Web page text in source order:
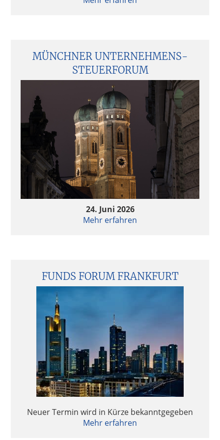
Continuation Fonds im Trend
Follow-up Hamburger Fondsgespräche 2024 –
Continuation Fonds im Trend
Quo vadis Fondsstandort Deutschland?
Quo vadis Fondsstandort Deutschland?
Aktuelle Entwicklungen in der Fondsbesteuerung
Aktuelle Entwicklungen in der Fondsbesteuerung
guter Stimmung
Private Equity & Pricing – Much to lose, more to
Private Equity & Pricing – Much to lose, more to
Fondsstrukturen 2024 – Analyse und Bewertung
steuerlicher Rahmenbedingungen
Fondsstrukturen 2024 – Analyse und Bewertung
steuerlicher Rahmenbedingungen
MÜNCHNER UNTERNEHMENS­
STEUERFORUM
24. Juni 2026
Mehr erfahren
FUNDS FORUM FRANKFURT
Neuer Termin wird in Kürze bekanntgegeben
Mehr erfahren